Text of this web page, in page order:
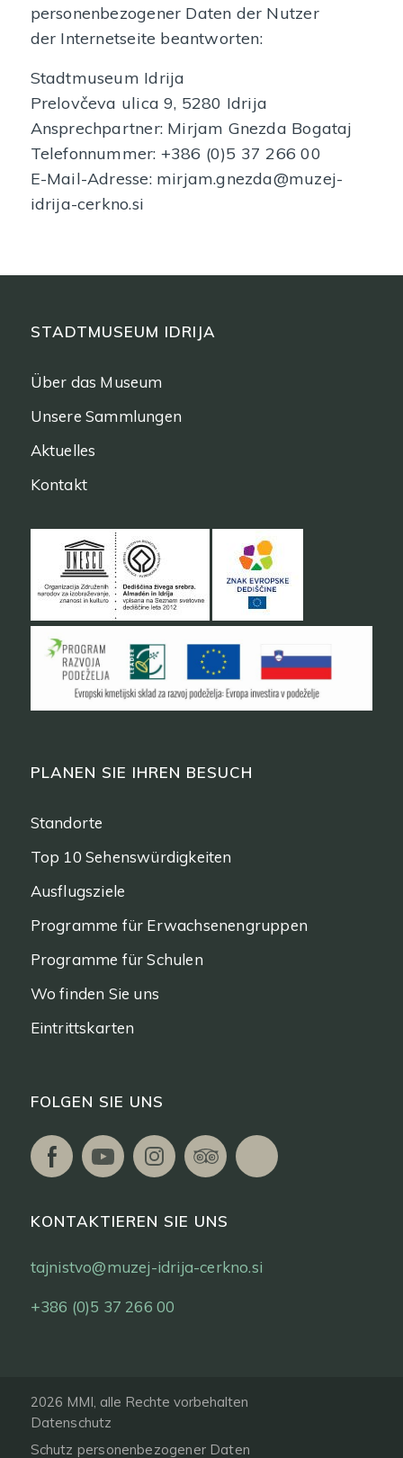
personenbezogener Daten der Nutzer
der Internetseite beantworten:
Stadtmuseum Idrija
Prelovčeva ulica 9, 5280 Idrija
Ansprechpartner: Mirjam Gnezda Bogataj
Telefonnummer: +386 (0)5 37 266 00
E-Mail-Adresse: mirjam.gnezda@muzej-
idrija-cerkno.si
STADTMUSEUM IDRIJA
Über das Museum
Unsere Sammlungen
Aktuelles
Kontakt
PLANEN SIE IHREN BESUCH
Standorte
Top 10 Sehenswürdigkeiten
Ausflugsziele
Programme für Erwachsenengruppen
Programme für Schulen
Wo finden Sie uns
Eintrittskarten
FOLGEN SIE UNS
KONTAKTIEREN SIE UNS
tajnistvo@muzej-idrija-cerkno.si
+386 (0)5 37 266 00
2026 MMI, alle Rechte vorbehalten
Datenschutz
Schutz personenbezogener Daten